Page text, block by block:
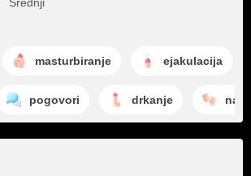
Srednji
masturbiranje ejakulacija
pogovori drkanje